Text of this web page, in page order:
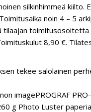
silkinhimmeä kiilto.
noin 4 – 5
toimitusosoitetta
8,90 €.
tekee salolainen
imagePROGRAF
g Photo Luster